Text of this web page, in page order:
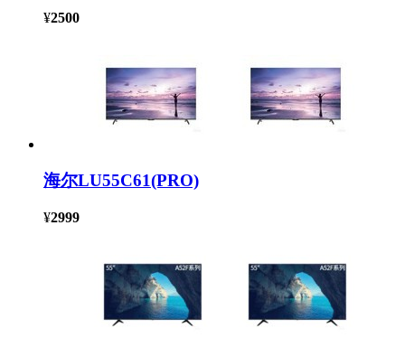
¥2500
海尔LU55C61(PRO)
¥2999